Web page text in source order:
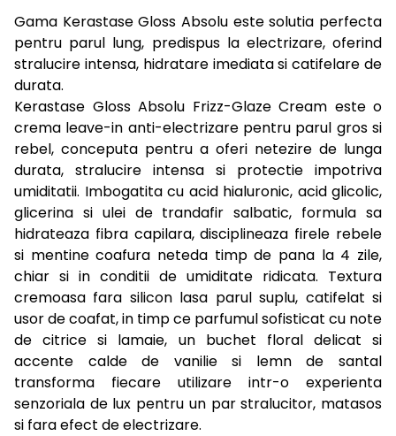
Gama Kerastase Gloss Absolu este solutia perfecta
pentru parul lung, predispus la electrizare, oferind
stralucire intensa, hidratare imediata si catifelare de
durata.
Kerastase Gloss Absolu Frizz-Glaze Cream este o
crema leave-in anti-electrizare pentru parul gros si
rebel, conceputa pentru a oferi netezire de lunga
durata, stralucire intensa si protectie impotriva
umiditatii. Imbogatita cu acid hialuronic, acid glicolic,
glicerina si ulei de trandafir salbatic, formula sa
hidrateaza fibra capilara, disciplineaza firele rebele
si mentine coafura neteda timp de pana la 4 zile,
chiar si in conditii de umiditate ridicata. Textura
cremoasa fara silicon lasa parul suplu, catifelat si
usor de coafat, in timp ce parfumul sofisticat cu note
de citrice si lamaie, un buchet floral delicat si
accente calde de vanilie si lemn de santal
transforma fiecare utilizare intr-o experienta
senzoriala de lux pentru un par stralucitor, matasos
si fara efect de electrizare.